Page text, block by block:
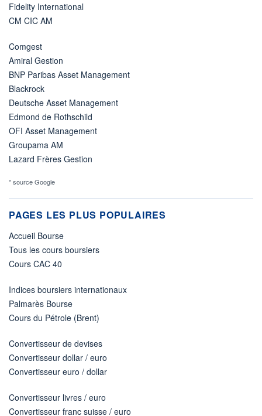
Fidelity International
CM CIC AM
Comgest
Amiral Gestion
BNP Paribas Asset Management
Blackrock
Deutsche Asset Management
Edmond de Rothschild
OFI Asset Management
Groupama AM
Lazard Frères Gestion
* source Google
PAGES LES PLUS POPULAIRES
Accueil Bourse
Tous les cours boursiers
Cours CAC 40
Indices boursiers internationaux
Palmarès Bourse
Cours du Pétrole (Brent)
Convertisseur de devises
Convertisseur dollar / euro
Convertisseur euro / dollar
Convertisseur livres / euro
Convertisseur franc suisse / euro